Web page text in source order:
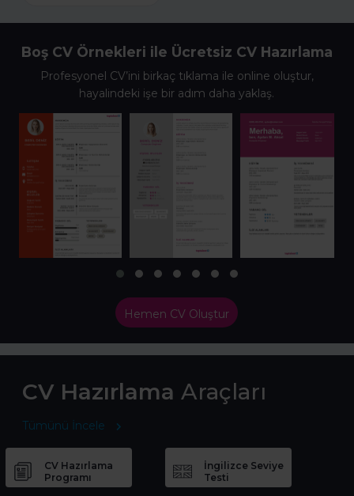
Boş CV Örnekleri ile Ücretsiz CV Hazırlama
Profesyonel CV’ini birkaç tıklama ile online oluştur,
hayalindeki işe bir adım daha yaklaş.
Hemen CV Oluştur
CV Hazırlama Araçları
Tümünü İncele
CV Hazırlama
Programı
İngilizce Seviye
Testi